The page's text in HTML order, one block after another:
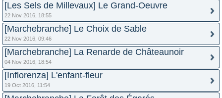
[Les Sels de Millevaux] Le Grand-Oeuvre
22 Nov 2016, 18:55
[Marchebranche] Le Choix de Sable
22 Nov 2016, 09:46
[Marchebranche] La Renarde de Châteaunoir
04 Nov 2016, 18:54
[Inflorenza] L'enfant-fleur
19 Oct 2016, 11:54